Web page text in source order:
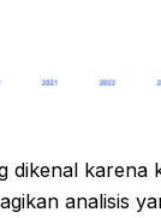
karena
analisis